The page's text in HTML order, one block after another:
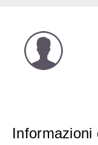
Informazioni